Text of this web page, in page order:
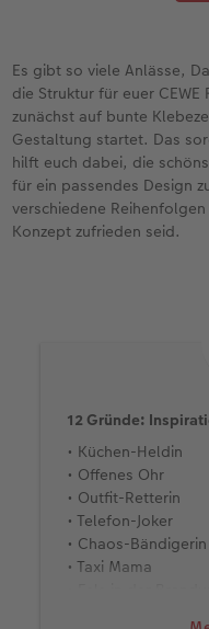
Es gibt so viele Anlässe,
die Struktur für euer CEWE
zunächst auf bunte
Gestaltung startet. Das
hilft euch dabei, die
für ein passendes Design
verschiedene
Konzept zufrieden seid.
12 Gründe:
• Küchen-Heldin
• Offenes Ohr
• Outfit-Retterin
• Telefon-Joker
• Chaos-Bändigerin
• Taxi Mama